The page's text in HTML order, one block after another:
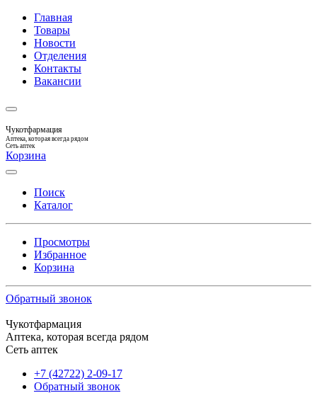
Главная
Товары
Новости
Отделения
Контакты
Вакансии
Чукотфармация
Аптека, которая всегда рядом
Сеть аптек
Корзина
Поиск
Каталог
Просмотры
Избранное
Корзина
Обратный звонок
Чукотфармация
Аптека, которая всегда рядом
Сеть аптек
+7 (42722) 2-09-17
Обратный звонок